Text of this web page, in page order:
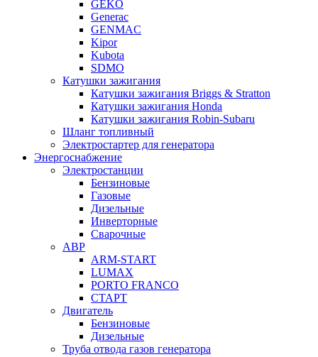
GEKO
Generac
GENMAC
Kipor
Kubota
SDMO
Катушки зажигания
Катушки зажигания Briggs & Stratton
Катушки зажигания Honda
Катушки зажигания Robin-Subaru
Шланг топливный
Электростартер для генератора
Энергоснабжение
Электростанции
Бензиновые
Газовые
Дизельные
Инверторные
Сварочные
АВР
ARM-START
LUMAX
PORTO FRANCO
СТАРТ
Двигатель
Бензиновые
Дизельные
Труба отвода газов генератора